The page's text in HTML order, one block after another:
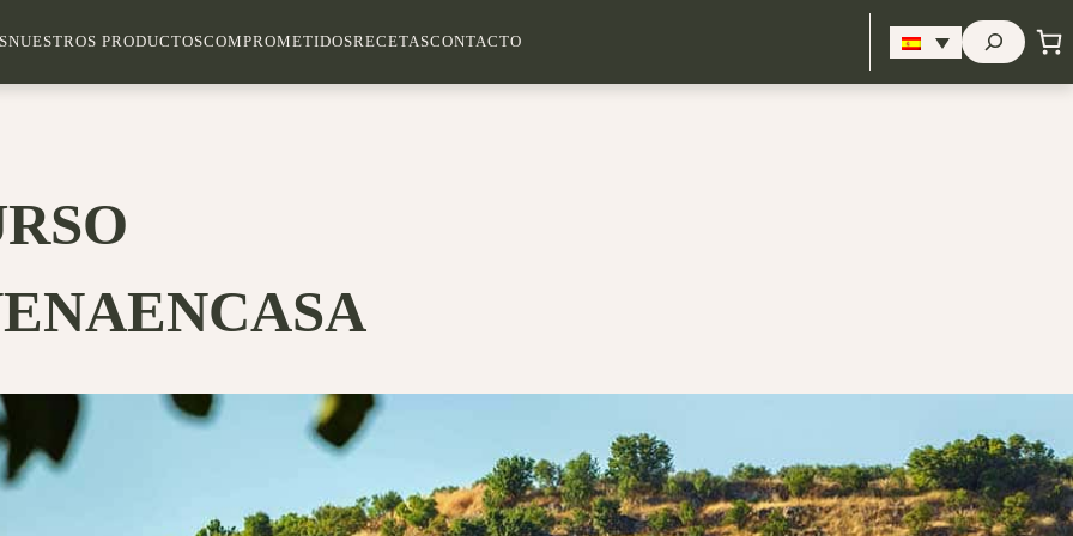
NUESTROS PRODUCTOSCOMPROMETIDOSRECETASCONTACTO Buscar